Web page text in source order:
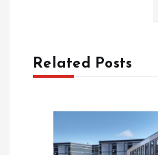
vRelated Posts